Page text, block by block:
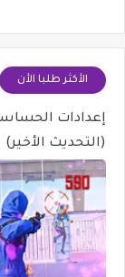
الأكثر طلبا الأن
(التحديث الأخير)